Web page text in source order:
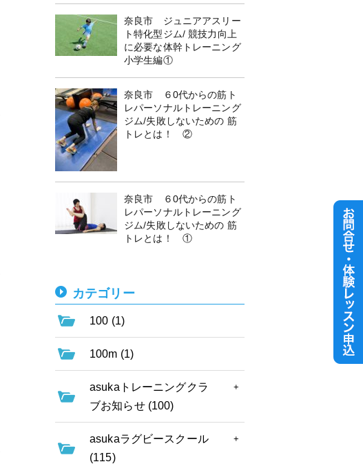
奈良市 ジュニアアスリー
ト特化型ジム/ 競技力向上
に必要な体幹トレーニング
小学生編①
奈良市 ６0代からの筋ト
レパーソナルトレーニング
ジム/失敗しないための 筋
トレとは！ ②
奈良市 ６0代からの筋ト
レパーソナルトレーニング
ジム/失敗しないための 筋
トレとは！ ①
カテゴリー
100 (1)
100m (1)
asukaトレーニングクラ
ブお知らせ (100)
asukaラグビースクール
(115)